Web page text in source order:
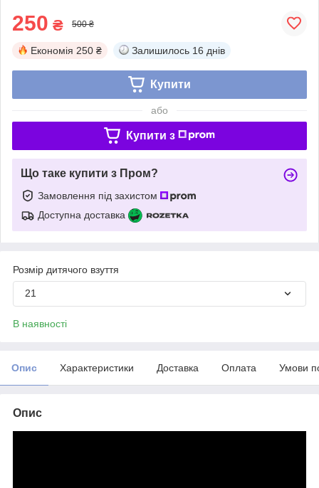
250 ₴ 500 ₴
Економія 250 ₴ Залишилось 16 днів
Купити
або
Купити з
Що таке купити з Пром?
Замовлення під захистом
Доступна доставка
Розмір дитячого взуття
21
В наявності
Опис Характеристики Доставка Оплата Умови
Опис